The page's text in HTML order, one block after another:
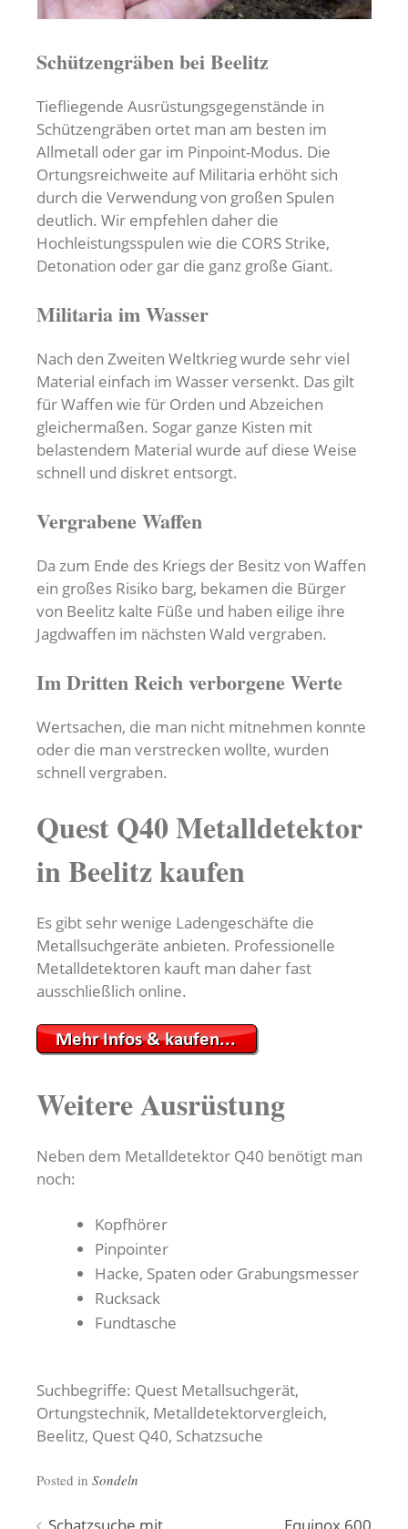
Schützengräben bei Beelitz
Tiefliegende Ausrüstungsgegenstände in
Schützengräben ortet man am besten im
Allmetall oder gar im Pinpoint-Modus. Die
Ortungsreichweite auf Militaria erhöht sich
durch die Verwendung von großen Spulen
deutlich. Wir empfehlen daher die
Hochleistungsspulen wie die CORS Strike,
Detonation oder gar die ganz große Giant.
Militaria im Wasser
Nach den Zweiten Weltkrieg wurde sehr viel
Material einfach im Wasser versenkt. Das gilt
für Waffen wie für Orden und Abzeichen
gleichermaßen. Sogar ganze Kisten mit
belastendem Material wurde auf diese Weise
schnell und diskret entsorgt.
Vergrabene Waffen
Da zum Ende des Kriegs der Besitz von Waffen
ein großes Risiko barg, bekamen die Bürger
von Beelitz kalte Füße und haben eilige ihre
Jagdwaffen im nächsten Wald vergraben.
Im Dritten Reich verborgene Werte
Wertsachen, die man nicht mitnehmen konnte
oder die man verstrecken wollte, wurden
schnell vergraben.
Quest Q40 Metalldetektor
in Beelitz kaufen
Es gibt sehr wenige Ladengeschäfte die
Metallsuchgeräte anbieten. Professionelle
Metalldetektoren kauft man daher fast
ausschließlich online.
Weitere Ausrüstung
Neben dem Metalldetektor Q40 benötigt man
noch:
Kopfhörer
Pinpointer
Hacke, Spaten oder Grabungsmesser
Rucksack
Fundtasche
Suchbegriffe: Quest Metallsuchgerät,
Ortungstechnik, Metalldetektorvergleich,
Beelitz, Quest Q40, Schatzsuche
Posted in Sondeln